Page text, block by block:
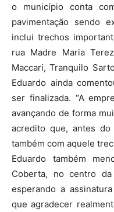
o município conta
pavimentação sendo
inclui trechos
rua Madre Maria
Maccari, Tranquilo
Eduardo ainda
ser finalizada. “A
avançando de forma
acredito que, antes
também com aquele
Eduardo também
Coberta, no centro
esperando a
que agradecer